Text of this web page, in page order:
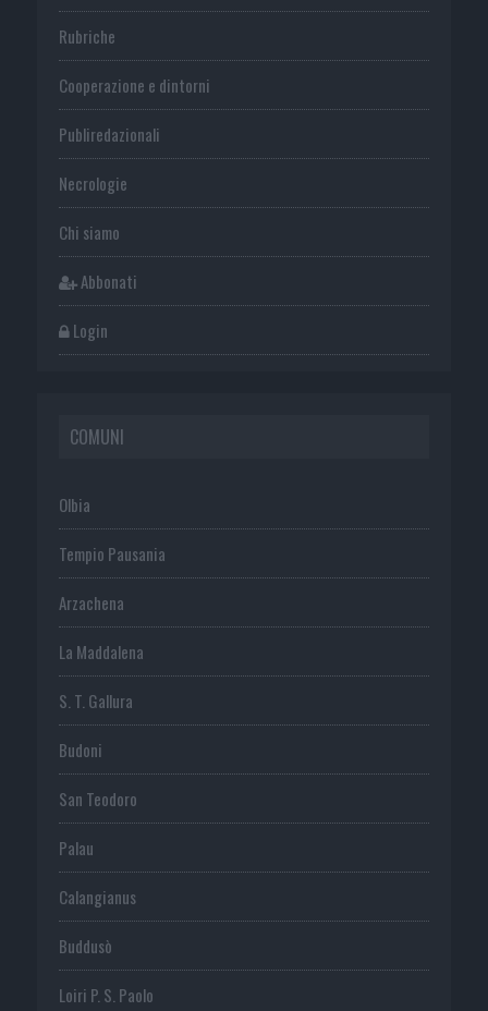
Rubriche
Cooperazione e dintorni
Publiredazionali
Necrologie
Chi siamo
Abbonati
Login
COMUNI
Olbia
Tempio Pausania
Arzachena
La Maddalena
S. T. Gallura
Budoni
San Teodoro
Palau
Calangianus
Buddusò
Loiri P. S. Paolo